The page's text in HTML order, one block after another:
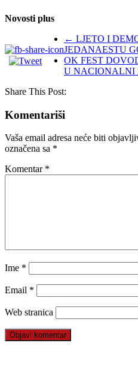
Novosti plus
← LJETO I
JEDANAESTU
OK FEST
U NACIONALNI
Share This Post:
Komentariši
Vaša email adresa neće biti
označena sa *
Komentar *
Ime *
Email *
Web stranica